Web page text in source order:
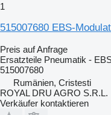
1
515007680 EBS-
Preis auf Anfrage
Ersatzteile Pneumatik -
515007680
Rumänien, Cristesti
ROYAL DRU AGRO S.R.L.
Verkäufer kontaktieren